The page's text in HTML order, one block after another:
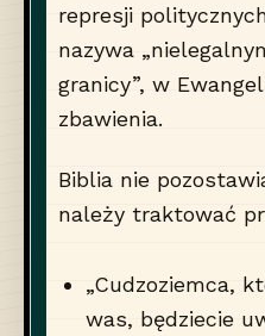
represji
nazywa
granicy”, w
zbawienia.
Biblia nie
należy traktować
„Cudzoziemca,
was, będziecie